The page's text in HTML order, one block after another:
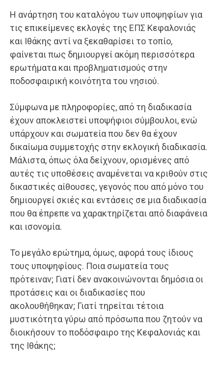
Η ανάρτηση του καταλόγου των υποψηφίων για
τις επικείμενες εκλογές της ΕΠΣ Κεφαλονιάς
και Ιθάκης αντί να ξεκαθαρίσει το τοπίο,
φαίνεται πως δημιουργεί ακόμη περισσότερα
ερωτήματα και προβληματισμούς στην
ποδοσφαιρική κοινότητα του νησιού.
Σύμφωνα με πληροφορίες, από τη διαδικασία
έχουν αποκλειστεί υποψήφιοι σύμβουλοι, ενώ
υπάρχουν και σωματεία που δεν θα έχουν
δικαίωμα συμμετοχής στην εκλογική διαδικασία.
Μάλιστα, όπως όλα δείχνουν, ορισμένες από
αυτές τις υποθέσεις αναμένεται να κριθούν στις
δικαστικές αίθουσες, γεγονός που από μόνο του
δημιουργεί σκιές και εντάσεις σε μια διαδικασία
που θα έπρεπε να χαρακτηρίζεται από διαφάνεια
και ισονομία.
Το μεγάλο ερώτημα, όμως, αφορά τους ίδιους
τους υποψηφίους. Ποια σωματεία τους
πρότειναν; Γιατί δεν ανακοινώνονται δημόσια οι
προτάσεις και οι διαδικασίες που
ακολουθήθηκαν; Γιατί τηρείται τέτοια
μυστικότητα γύρω από πρόσωπα που ζητούν να
διοικήσουν το ποδόσφαιρο της Κεφαλονιάς και
της Ιθάκης;